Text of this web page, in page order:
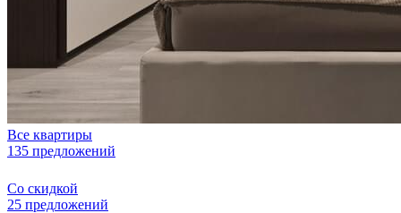
Все квартиры
135 предложений
Со скидкой
25 предложений